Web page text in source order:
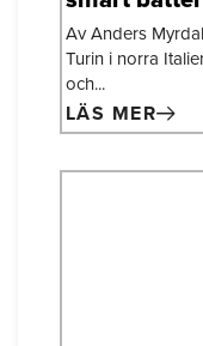
Av Anders
Turin i norra
och...
LÄS MER